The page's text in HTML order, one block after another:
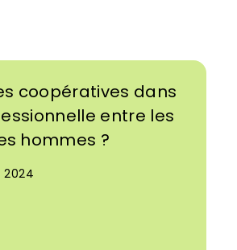
coopératives dans
entre les
hommes ?
2024